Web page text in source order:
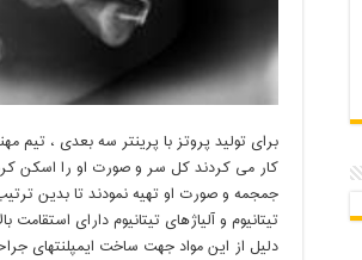
برای تولید پروتز با پرینتر سه بعدی ، تیم
کار می کردند کل سر و صورت او را اسکن
جمجمه و صورت او تهیه نمودند تا بدین ترتیب
تیتانیوم و آلیاژهای تیتانیوم دارای
دلیل از این مواد جهت ساخت ایمپلنتهای